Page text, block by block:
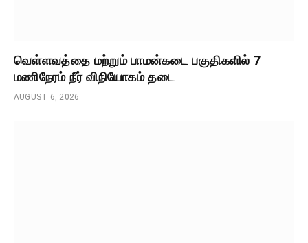
வெள்ளவத்தை மற்றும் பாமன்கடை பகுதிகளில் 7
மணிநேரம் நீர் விநியோகம் தடை
AUGUST 6, 2026